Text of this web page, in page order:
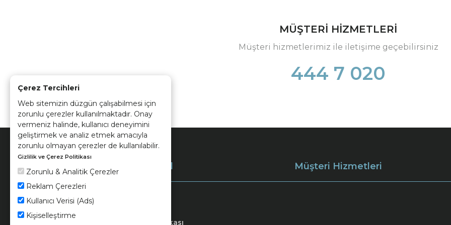
Çerez Tercihleri
Web sitemizin düzgün çalışabilmesi için
zorunlu çerezler kullanılmaktadır. Onay
vermeniz halinde, kullanıcı deneyimini
geliştirmek ve analiz etmek amacıyla
zorunlu olmayan çerezler de kullanılabilir.
Gizlilik ve Çerez Politikası
Zorunlu & Analitik Çerezler
Reklam Çerezleri
Kullanıcı Verisi (Ads)
Kişiselleştirme
MÜŞTERİ HİZMETLERİ
Müşteri hizmetlerimiz ile iletişime geçebilirsiniz
444 7 020
Müşteri Hizmetleri
Kvkk ve Çerez Politikası